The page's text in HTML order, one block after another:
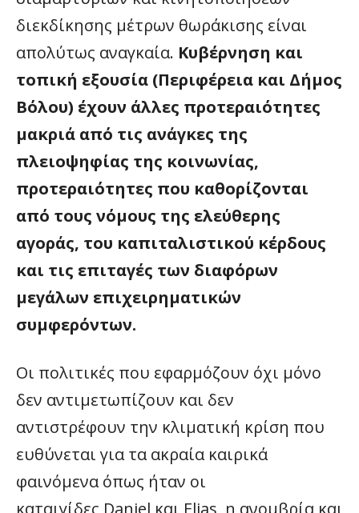
διεκδίκησης μέτρων θωράκισης είναι
απολύτως αναγκαία. Κυβέρνηση και
τοπική εξουσία (Περιφέρεια και Δήμος
Βόλου) έχουν άλλες προτεραιότητες
μακριά από τις ανάγκες της
πλειοψηφίας της κοινωνίας,
προτεραιότητες που καθορίζονται
από τους νόμους της ελεύθερης
αγοράς, του καπιταλιστικού κέρδους
και τις επιταγές των διαφόρων
μεγάλων επιχειρηματικών
συμφερόντων.
Οι πολιτικές που εφαρμόζουν όχι μόνο
δεν αντιμετωπίζουν και δεν
αντιστρέφουν την κλιματική κρίση που
ευθύνεται για τα ακραία καιρικά
φαινόμενα όπως ήταν οι
καταιγίδες Daniel και Elias, η ανομβρία και